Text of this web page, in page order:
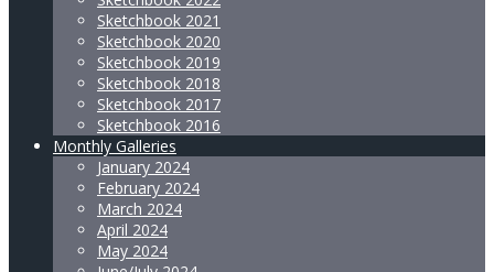
Sketchbook 2021
Sketchbook 2020
Sketchbook 2019
Sketchbook 2018
Sketchbook 2017
Sketchbook 2016
Monthly Galleries
January 2024
February 2024
March 2024
April 2024
May 2024